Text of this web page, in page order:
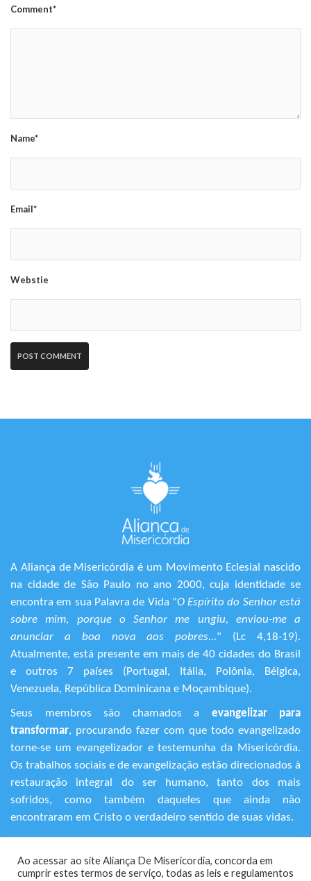
Comment*
Name*
Email*
Webstie
A Aliança de Misericórdia é um Movimento Eclesial nascido
na cidade de São Paulo no ano 2000, cuja identidade se
encontra em sua Palavra de Vida "O Espírito do Senhor está
sobre mim, porque o Senhor me ungiu, enviou-me a
anunciar a boa nova aos pobres..." (Lc 4,18-19).
Atualmente, está presente em mais de 40 cidades do Brasil
e outros 7 países (Portugal, Itália, Polônia, Bélgica,
Venezuela, República Dominicana e Moçambique).
Seus membros são chamados a evangelizar para
transformar, procurando fazer com que todo evangelizado
torne-se um evangelizador e testemunha da Misericórdia.
Os trabalhos sociais e de evangelização estão direcionados à
restauração integral do ser humano, tanto dos mais
sofridos, como também daqueles que ainda não
encontraram em Cristo o verdadeiro sentido de suas vidas.
Rua Avanhandava, 616 – Bela Vista
Ao acessar ao site Aliança De Misericordia, concorda em
cumprir estes termos de serviço, todas as leis e regulamentos